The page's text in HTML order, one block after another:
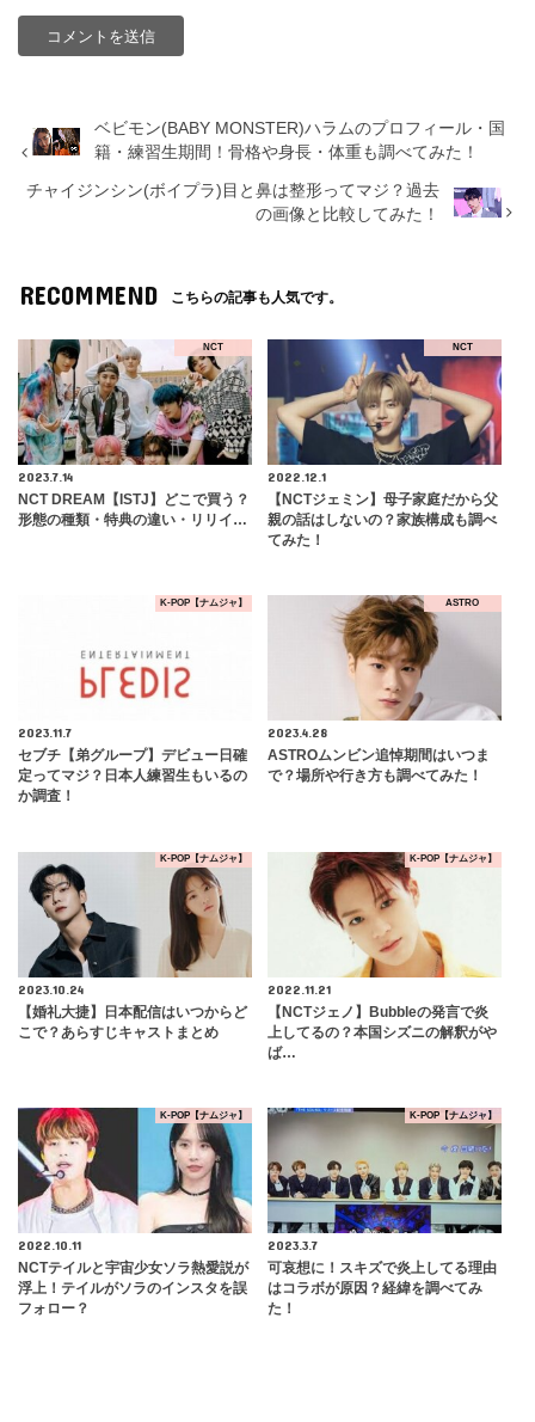
ベビモン(BABY MONSTER)ハラムのプロフィール・国
籍・練習生期間！骨格や身長・体重も調べてみた！
チャイジンシン(ボイプラ)目と鼻は整形ってマジ？過去
の画像と比較してみた！
RECOMMEND こちらの記事も人気です。
NCT
2023.7.14
NCT DREAM【ISTJ】どこで買う？
形態の種類・特典の違い・リリイ…
NCT
2022.12.1
【NCTジェミン】母子家庭だから父
親の話はしないの？家族構成も調べ
てみた！
K-POP【ナムジャ】
2023.11.7
セブチ【弟グループ】デビュー日確
定ってマジ？日本人練習生もいるの
か調査！
ASTRO
2023.4.28
ASTROムンビン追悼期間はいつま
で？場所や行き方も調べてみた！
K-POP【ナムジャ】
2023.10.24
【婚礼大捷】日本配信はいつからど
こで？あらすじキャストまとめ
K-POP【ナムジャ】
2022.11.21
【NCTジェノ】Bubbleの発言で炎
上してるの？本国シズニの解釈がや
ば…
K-POP【ナムジャ】
2022.10.11
NCTテイルと宇宙少女ソラ熱愛説が
浮上！テイルがソラのインスタを誤
フォロー？
K-POP【ナムジャ】
2023.3.7
可哀想に！スキズで炎上してる理由
はコラボが原因？経緯を調べてみ
た！